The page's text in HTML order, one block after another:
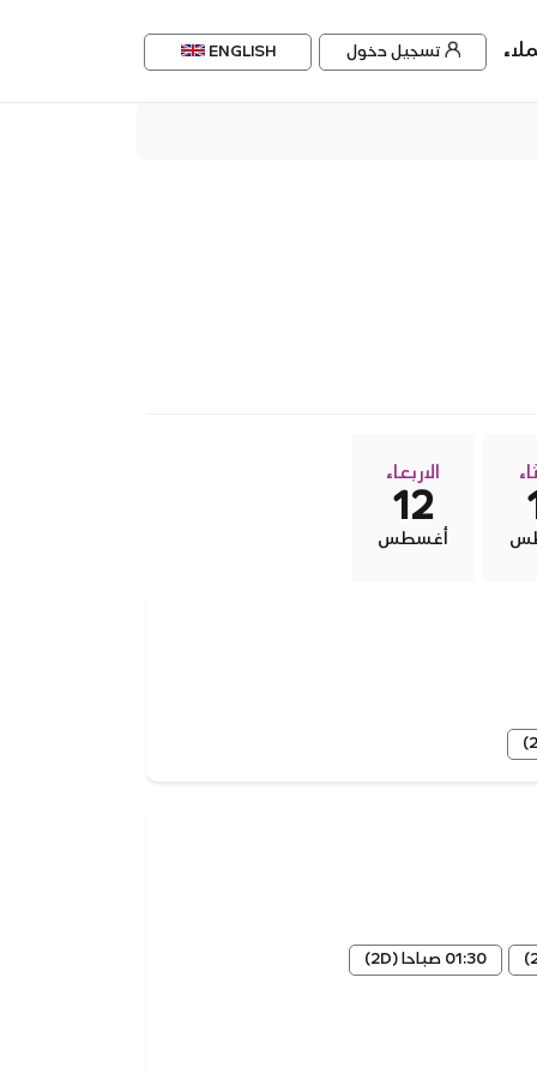
تسجيل دخول ENGLISH
الاربعاء
12
أغسطس
01:30 صباحا (2D)